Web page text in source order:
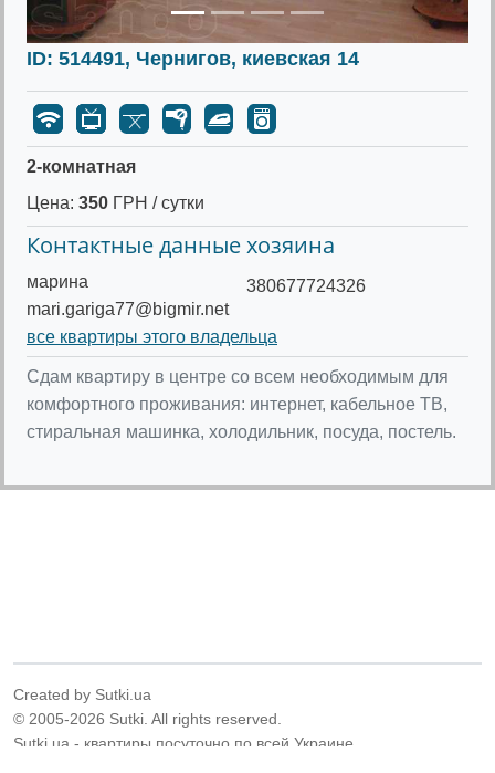
ID: 514491, Чернигов, киевская 14
2-комнатная
Цена: 350 ГРН / сутки
Контактные данные хозяина
марина
mari.gariga77@bigmir.net
380677724326
все квартиры этого владельца
Сдам квартиру в центре со всем необходимым для
комфортного проживания: интернет, кабельное ТВ,
стиральная машинка, холодильник, посуда, постель.
Created by Sutki.ua
© 2005-2026 Sutki. All rights reserved.
Sutki.ua - квартиры посуточно по всей Украине.